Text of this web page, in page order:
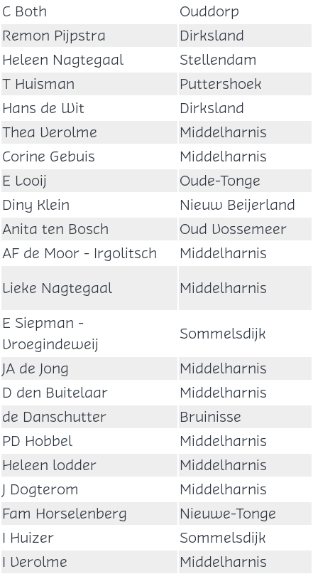
C Both
Ouddorp
Remon Pijpstra
Dirksland
Heleen Nagtegaal
Stellendam
T Huisman
Puttershoek
Hans de Wit
Dirksland
Thea Verolme
Middelharnis
Corine Gebuis
Middelharnis
E Looij
Oude-Tonge
Diny Klein
Nieuw Beijerland
Anita ten Bosch
Oud Vossemeer
AF de Moor - Irgolitsch
Middelharnis
Lieke Nagtegaal
Middelharnis
E Siepman -
Vroegindeweij
Sommelsdijk
JA de Jong
Middelharnis
D den Buitelaar
Middelharnis
de Danschutter
Bruinisse
PD Hobbel
Middelharnis
Heleen lodder
Middelharnis
J Dogterom
Middelharnis
Fam Horselenberg
Nieuwe-Tonge
I Huizer
Sommelsdijk
I Verolme
Middelharnis